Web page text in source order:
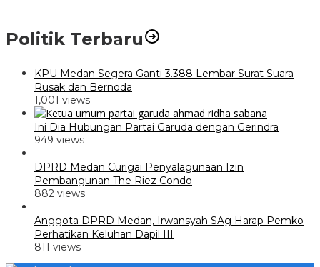
Politik Terbaru
KPU Medan Segera Ganti 3.388 Lembar Surat Suara
Rusak dan Bernoda
1,001 views
Ini Dia Hubungan Partai Garuda dengan Gerindra
949 views
DPRD Medan Curigai Penyalagunaan Izin
Pembangunan The Riez Condo
882 views
Anggota DPRD Medan, Irwansyah SAg Harap Pemko
Perhatikan Keluhan Dapil III
811 views